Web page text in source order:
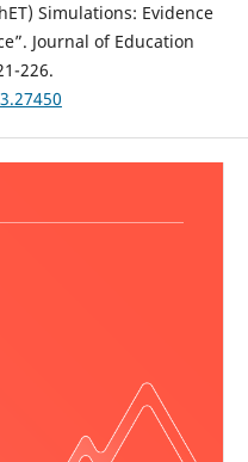
Simulations: Evidence
Journal of Education
226.